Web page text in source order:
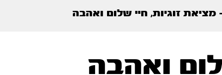
– מציאת זוגיות, חיי שלום ואהבה
ואהבה